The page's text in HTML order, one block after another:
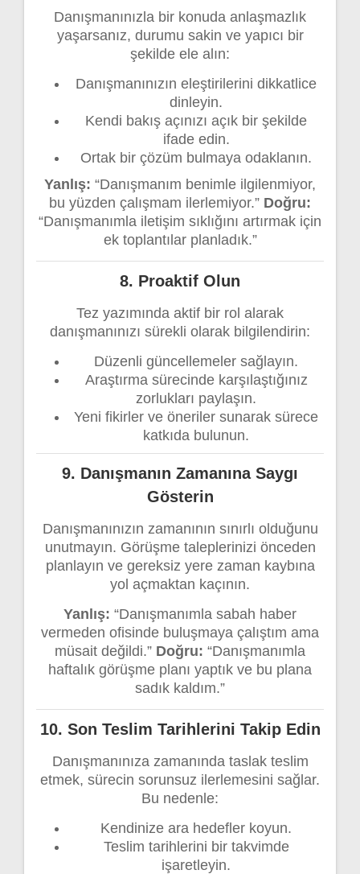
Danışmanınızla bir konuda anlaşmazlık
yaşarsanız, durumu sakin ve yapıcı bir
şekilde ele alın:
Danışmanınızın eleştirilerini dikkatlice
dinleyin.
Kendi bakış açınızı açık bir şekilde
ifade edin.
Ortak bir çözüm bulmaya odaklanın.
Yanlış: “Danışmanım benimle ilgilenmiyor,
bu yüzden çalışmam ilerlemiyor.” Doğru:
“Danışmanımla iletişim sıklığını artırmak için
ek toplantılar planladık.”
8. Proaktif Olun
Tez yazımında aktif bir rol alarak
danışmanınızı sürekli olarak bilgilendirin:
Düzenli güncellemeler sağlayın.
Araştırma sürecinde karşılaştığınız
zorlukları paylaşın.
Yeni fikirler ve öneriler sunarak sürece
katkıda bulunun.
9. Danışmanın Zamanına Saygı
Gösterin
Danışmanınızın zamanının sınırlı olduğunu
unutmayın. Görüşme taleplerinizi önceden
planlayın ve gereksiz yere zaman kaybına
yol açmaktan kaçının.
Yanlış: “Danışmanımla sabah haber
vermeden ofisinde buluşmaya çalıştım ama
müsait değildi.” Doğru: “Danışmanımla
haftalık görüşme planı yaptık ve bu plana
sadık kaldım.”
10. Son Teslim Tarihlerini Takip Edin
Danışmanınıza zamanında taslak teslim
etmek, sürecin sorunsuz ilerlemesini sağlar.
Bu nedenle:
Kendinize ara hedefler koyun.
Teslim tarihlerini bir takvimde
işaretleyin.